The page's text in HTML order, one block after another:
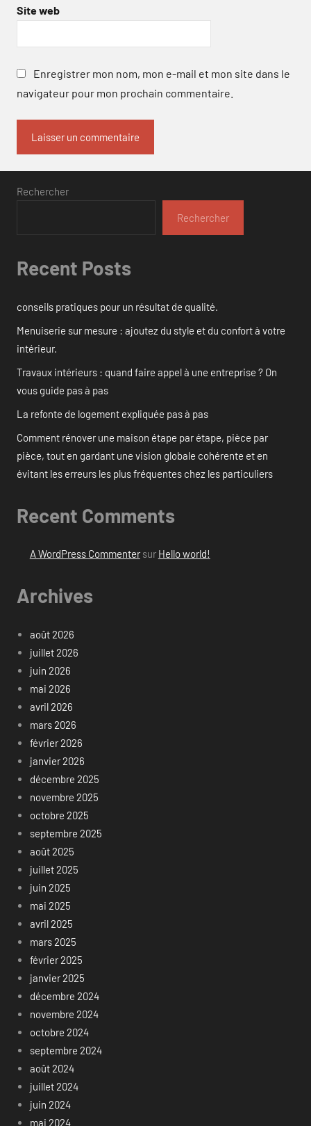
Site web
Enregistrer mon nom, mon e-mail et mon site dans le
navigateur pour mon prochain commentaire.
Rechercher
Rechercher
Recent Posts
conseils pratiques pour un résultat de qualité.
Menuiserie sur mesure : ajoutez du style et du confort à votre
intérieur.
Travaux intérieurs : quand faire appel à une entreprise ? On
vous guide pas à pas
La refonte de logement expliquée pas à pas
Comment rénover une maison étape par étape, pièce par
pièce, tout en gardant une vision globale cohérente et en
évitant les erreurs les plus fréquentes chez les particuliers
Recent Comments
A WordPress Commentersur Hello world!
Archives
août 2026
juillet 2026
juin 2026
mai 2026
avril 2026
mars 2026
février 2026
janvier 2026
décembre 2025
novembre 2025
octobre 2025
septembre 2025
août 2025
juillet 2025
juin 2025
mai 2025
avril 2025
mars 2025
février 2025
janvier 2025
décembre 2024
novembre 2024
octobre 2024
septembre 2024
août 2024
juillet 2024
juin 2024
mai 2024